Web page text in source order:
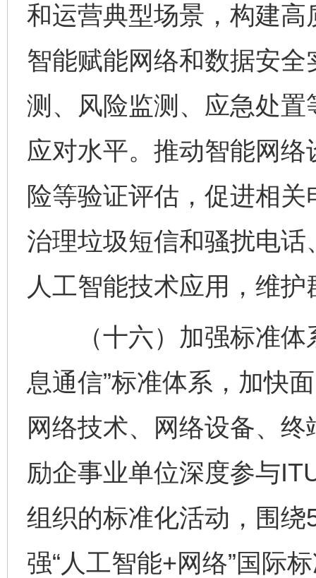
和运营典型场景，构建
智能赋能网络和数据安
测、风险监测、应急处
应对水平。推动智能网
险等验证评估，促进相
治理垃圾短信和骚扰电
人工智能技术应用，维
（十六）加强标准体
息通信”标准体系，加快
网络技术、网络设备、
励企事业单位深度参与
组织的标准化活动，围
强“人工智能+网络”国际